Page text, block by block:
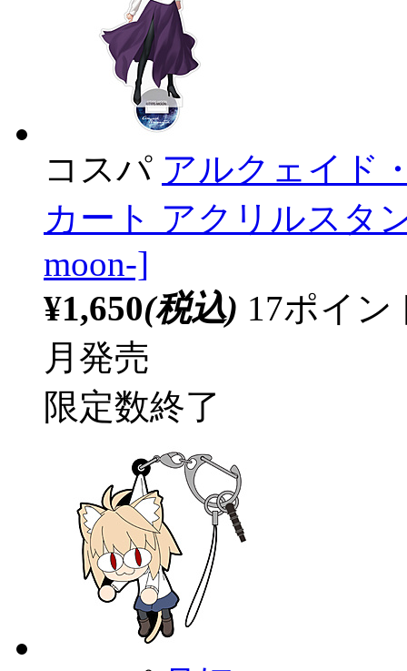
コスパ アルクェイド
カート アクリルスタ
moon-]
¥1,650(税込) 17ポイ
月発売
限定数終了